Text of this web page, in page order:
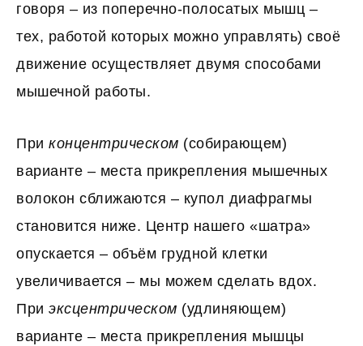
говоря – из поперечно-полосатых мышц –
тех, работой которых можно управлять) своё
движение осуществляет двумя способами
мышечной работы.
При концентрическом (собирающем)
варианте – места прикрепления мышечных
волокон сближаются – купол диафрагмы
становится ниже. Центр нашего «шатра»
опускается – объём грудной клетки
увеличивается – мы можем сделать вдох.
При эксцентрическом (удлиняющем)
варианте – места прикрепления мышцы